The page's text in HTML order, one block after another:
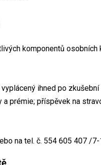
komponentů
vyplácený ihned po
prémie; příspěvek na
na tel. č. 554 605 407 /